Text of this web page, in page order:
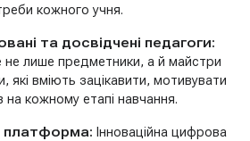
кожного учня.
та досвідчені педагоги:
не лише предметники, а й майстри
які вміють зацікавити, мотивувати
на кожному етапі навчання.
платформа: Інноваційна цифрова